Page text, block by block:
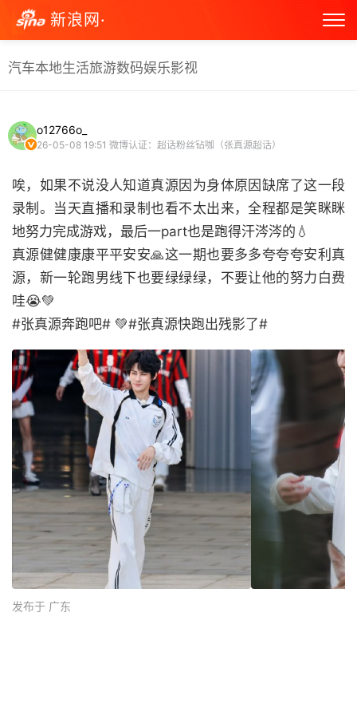
新浪网·
汽车本地生活旅游数码娱乐影视
o12766o_
26-05-08 19:51 微博认证：超话粉丝钻咖（张真源超话）
唉，如果不说没人知道真源因为身体原因缺席了这一段
录制。当天直播和录制也看不太出来，全程都是笑眯眯
地努力完成游戏，最后一part也是跑得汗涔涔的💧
真源健健康康平平安安🙏这一期也要多多夸夸夸安利真
源，新一轮跑男线下也要绿绿绿，不要让他的努力白费
哇😭💚
#张真源奔跑吧# 💚#张真源快跑出残影了#
发布于 广东